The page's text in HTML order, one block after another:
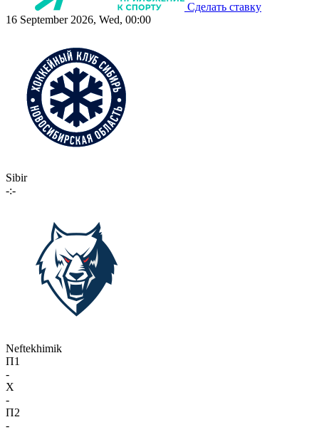
Сделать ставку
16 September 2026, Wed, 00:00
Sibir
-:-
Neftekhimik
П1
-
X
-
П2
-